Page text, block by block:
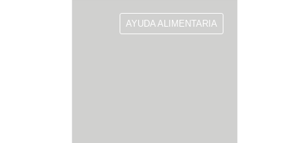
AYUDA ALIMENTARIA